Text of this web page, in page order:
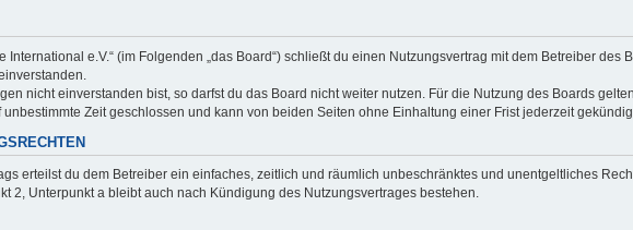
International e.V.“ (im Folgenden „das Board“) schließt du einen Nutzungsvertrag mit dem Betreiber
nicht einverstanden bist, so darfst du das Board nicht weiter nutzen. Für die Nutzung des Boards
unbestimmte Zeit geschlossen und kann von beiden Seiten ohne Einhaltung einer Frist jederzeit
erteilst du dem Betreiber ein einfaches, zeitlich und räumlich unbeschränktes und unentgeltliches
2, Unterpunkt a bleibt auch nach Kündigung des Nutzungsvertrages bestehen.